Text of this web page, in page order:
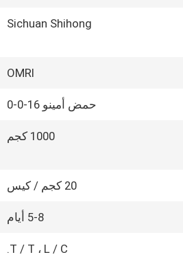
Sichuan Shihong
OMRI
حمض أمينو 16-0-0
1000 كجم
20 كجم / كيس
5-8 أيام
T / T ، L / C.